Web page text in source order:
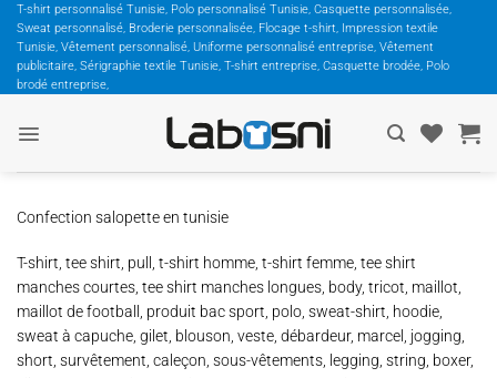
Passer
contenu
T-shirt personnalisé Tunisie, Polo personnalisé Tunisie, Casquette personnalisée,
Sweat personnalisé, Broderie personnalisée, Flocage t-shirt, Impression textile
Tunisie, Vêtement personnalisé, Uniforme personnalisé entreprise, Vêtement
publicitaire, Sérigraphie textile Tunisie, T-shirt entreprise, Casquette brodée, Polo
brodé entreprise,
Confection salopette en tunisie
T-shirt, tee shirt, pull, t-shirt homme, t-shirt femme, tee shirt
manches courtes, tee shirt manches longues, body, tricot, maillot,
maillot de football, produit bac sport, polo, sweat-shirt, hoodie,
sweat à capuche, gilet, blouson, veste, débardeur, marcel, jogging,
short, survêtement, caleçon, sous-vêtements, legging, string, boxer,